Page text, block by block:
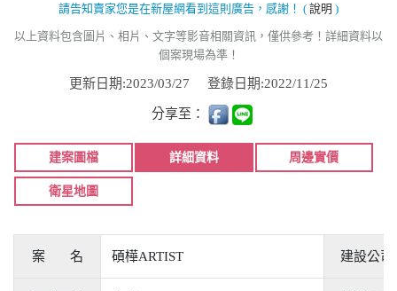
請告知賣家您是在新屋網看到這則廣告，感謝！ ( 說明 )
以上資料包含圖片、相片、文字等影音相關資訊，僅供參考！詳細資料以
個案現場為準！
更新日期:2023/03/27 登錄日期:2022/11/25
分享至：
建案圖檔 詳細資料 周邊實價
衛星地圖
案 名 碩樺ARTIST 建設公司